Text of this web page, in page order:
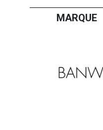
MARQUE